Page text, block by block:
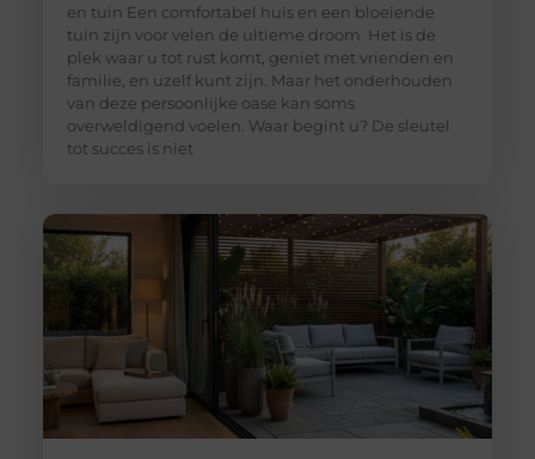
en tuin Een comfortabel huis en een bloeiende
tuin zijn voor velen de ultieme droom. Het is de
plek waar u tot rust komt, geniet met vrienden en
familie, en uzelf kunt zijn. Maar het onderhouden
van deze persoonlijke oase kan soms
overweldigend voelen. Waar begint u? De sleutel
tot succes is niet